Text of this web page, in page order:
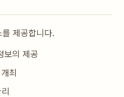
제공합니다.
보의 제공
최